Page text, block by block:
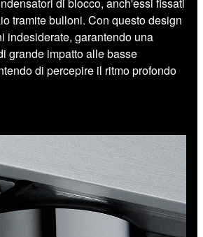
tramite bulloni. Con questo design
indesiderate, garantendo una
grande impatto alle basse
di percepire il ritmo profondo